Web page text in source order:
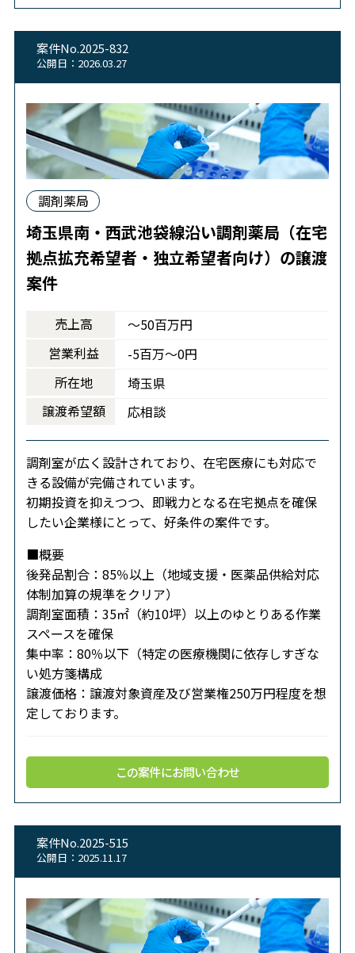
案件No.2025-832
公開日：2026.03.27
調剤薬局
埼玉県南・西武池袋線沿い調剤薬局（在宅
拠点拡充希望者・独立希望者向け）の譲渡
案件
売上高
～50百万円
営業利益
-5百万～0円
所在地
埼玉県
譲渡希望額
応相談
調剤室が広く設計されており、在宅医療にも対応で
きる設備が完備されています。
初期投資を抑えつつ、即戦力となる在宅拠点を確保
したい企業様にとって、好条件の案件です。
■概要
後発品割合：85％以上（地域支援・医薬品供給対応
体制加算の規準をクリア）
調剤室面積：35㎡（約10坪）以上のゆとりある作業
スペースを確保
集中率：80％以下（特定の医療機関に依存しすぎな
い処方箋構成
譲渡価格：譲渡対象資産及び営業権250万円程度を想
定しております。
この案件にお問い合わせ
案件No.2025-515
公開日：2025.11.17